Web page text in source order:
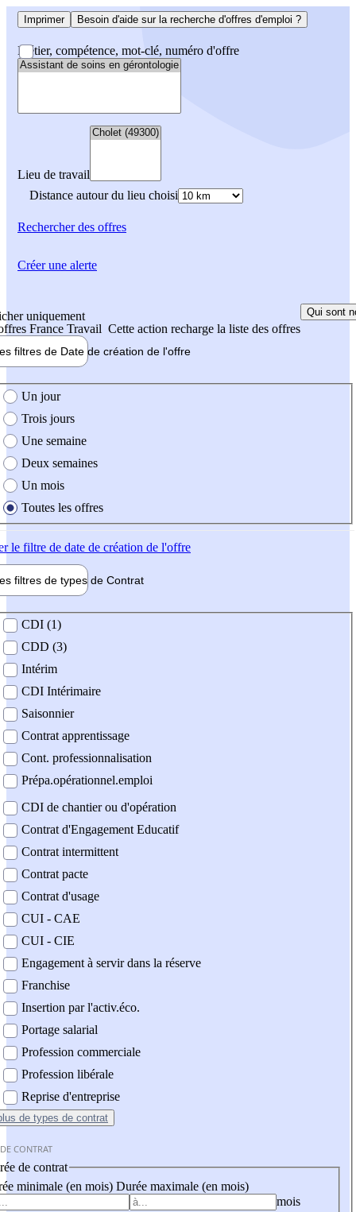
Imprimer Besoin d'aide sur la recherche d'offres d'emploi ?
Métier, compétence, mot-clé, numéro d'offre
Lieu de travail
Distance autour du lieu choisi
Rechercherdes offres
uniquement
France Travail Cette action recharge la liste des offres
Qui sont
filtres de Date de création de l'offre
création de l'offre
Un jour
Trois jours
Une semaine
Deux semaines
Un mois
Toutes les offres
le filtre de date de création de l'offre
filtres de types de Contrat
contrat
CDI (1)
CDD (3)
Intérim
CDI Intérimaire
Saisonnier
Contrat apprentissage
Cont. professionnalisation
Prépa.opérationnel.emploi
CDI de chantier ou d'opération
Contrat d'Engagement Educatif
Contrat intermittent
Contrat pacte
Contrat d'usage
CUI - CAE
CUI - CIE
Engagement à servir dans la réserve
Franchise
Insertion par l'activ.éco.
Portage salarial
Profession commerciale
Profession libérale
Reprise d'entreprise
de types de contrat
CONTRAT
de contrat
minimale (en mois) Durée maximale (en mois)
mois
Créer une alerte